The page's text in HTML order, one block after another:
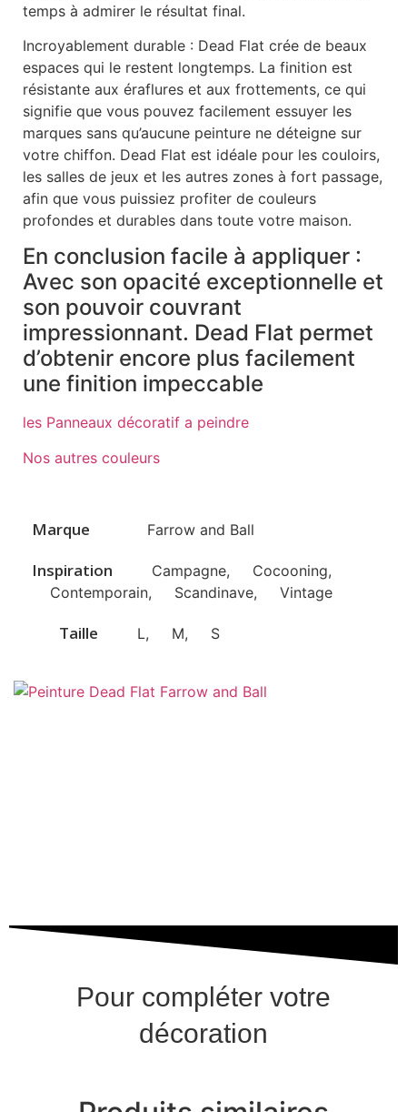
temps à admirer le résultat final.
Incroyablement durable : Dead Flat crée de beaux
espaces qui le restent longtemps. La finition est
résistante aux éraflures et aux frottements, ce qui
signifie que vous pouvez facilement essuyer les
marques sans qu’aucune peinture ne déteigne sur
votre chiffon. Dead Flat est idéale pour les couloirs,
les salles de jeux et les autres zones à fort passage,
afin que vous puissiez profiter de couleurs
profondes et durables dans toute votre maison.
En conclusion facile à appliquer :
Avec son opacité exceptionnelle et
son pouvoir couvrant
impressionnant. Dead Flat permet
d’obtenir encore plus facilement
une finition impeccable
les Panneaux décoratif a peindre
Nos autres couleurs
Marque Farrow and Ball
Inspiration Campagne, Cocooning,
Contemporain, Scandinave, Vintage
Taille L, M, S
Pour compléter votre
décoration